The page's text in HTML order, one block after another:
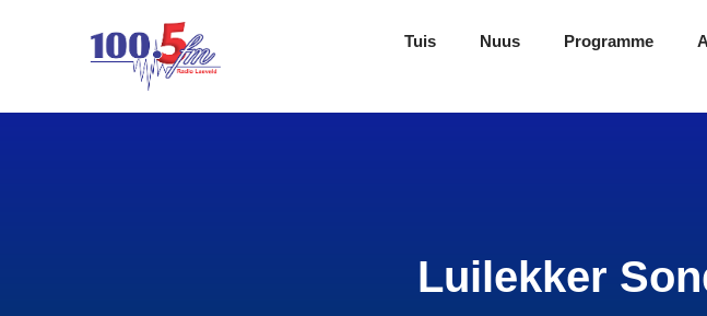
Tuis Nuus Programme
Luilekker